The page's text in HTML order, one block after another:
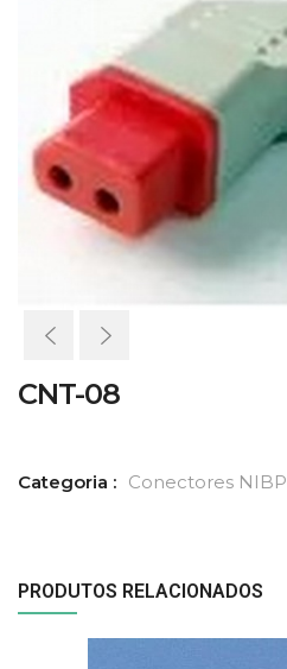
CNT-08
Categoria : Conectores NIBP
PRODUTOS RELACIONADOS